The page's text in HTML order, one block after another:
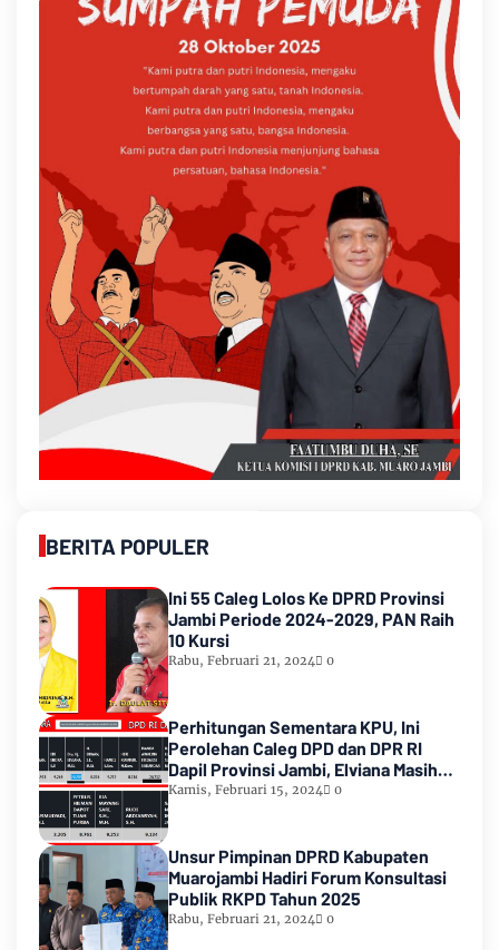
BERITA POPULER
Ini 55 Caleg Lolos Ke DPRD Provinsi
Jambi Periode 2024-2029, PAN Raih
10 Kursi
Rabu, Februari 21, 2024 0
Perhitungan Sementara KPU, Ini
Perolehan Caleg DPD dan DPR RI
Dapil Provinsi Jambi, Elviana Masih
Urutan Kedua Teratas
Kamis, Februari 15, 2024 0
Unsur Pimpinan DPRD Kabupaten
Muarojambi Hadiri Forum Konsultasi
Publik RKPD Tahun 2025
Rabu, Februari 21, 2024 0